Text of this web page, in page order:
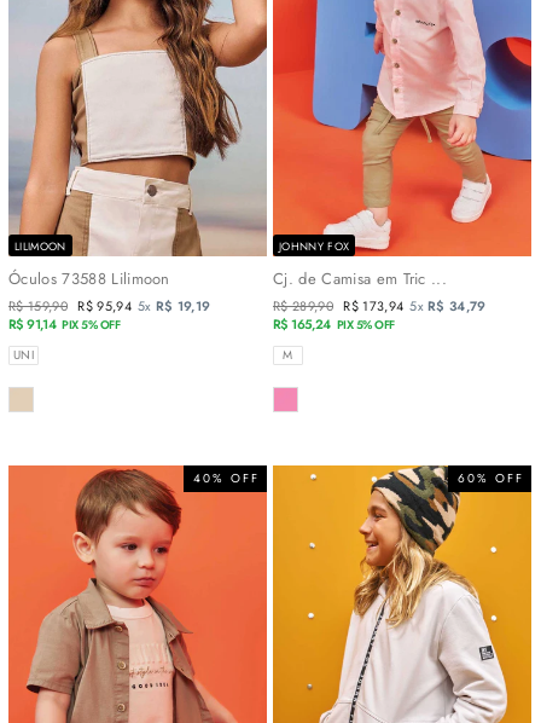
LILIMOON
Óculos 73588 Lilimoon
Preço
normal
R$ 159,90 Preço
promocional
R$ 95,94 5x R$ 19,19
R$ 91,14 PIX 5% OFF
TAMANHOS
UNI
COR
JOHNNY FOX
Cj. de Camisa em Tric ...
Preço
normal
R$ 289,90 Preço
promocional
R$ 173,94 5xR$ 34,79
R$ 165,24 PIX 5% OFF
TAMANHOS
M
COR
40% OFF 60% OFF